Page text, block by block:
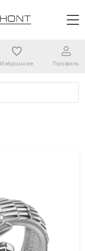
Избранное Профиль